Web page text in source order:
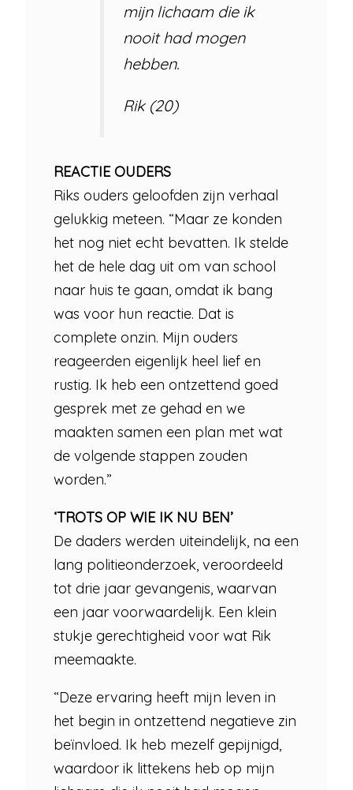
mijn lichaam die ik
nooit had mogen
hebben.
Rik (20)
REACTIE OUDERS
Riks ouders geloofden zijn verhaal
gelukkig meteen. “Maar ze konden
het nog niet echt bevatten. Ik stelde
het de hele dag uit om van school
naar huis te gaan, omdat ik bang
was voor hun reactie. Dat is
complete onzin. Mijn ouders
reageerden eigenlijk heel lief en
rustig. Ik heb een ontzettend goed
gesprek met ze gehad en we
maakten samen een plan met wat
de volgende stappen zouden
worden.”
‘TROTS OP WIE IK NU BEN’
De daders werden uiteindelijk, na een
lang politieonderzoek, veroordeeld
tot drie jaar gevangenis, waarvan
een jaar voorwaardelijk. Een klein
stukje gerechtigheid voor wat Rik
meemaakte.
“Deze ervaring heeft mijn leven in
het begin in ontzettend negatieve zin
beïnvloed. Ik heb mezelf gepijnigd,
waardoor ik littekens heb op mijn